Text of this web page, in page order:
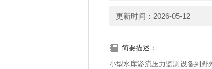
更新时间：2026-05-12
简要描述：
小型水库渗流压力监测设备到野